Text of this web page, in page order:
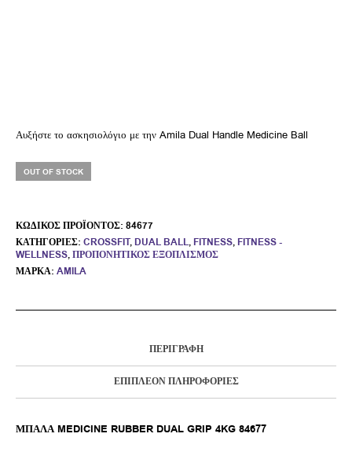
Αυξήστε το ασκησιολόγιο με την Amila Dual Handle Medicine Ball
OUT OF STOCK
ΚΩΔΙΚΌΣ ΠΡΟΪΌΝΤΟΣ: 84677
ΚΑΤΗΓΟΡΊΕΣ: CROSSFIT,DUAL BALL, FITNESS, FITNESS -
WELLNESS,ΠΡΟΠΟΝΗΤΙΚΌΣ ΕΞΟΠΛΙΣΜΌΣ
ΜΆΡΚΑ: AMILA
ΠΕΡΙΓΡΑΦΉ
ΕΠΙΠΛΈΟΝ ΠΛΗΡΟΦΟΡΊΕΣ
ΜΠΑΛΑ MEDICINE RUBBER DUAL GRIP 4KG 84677